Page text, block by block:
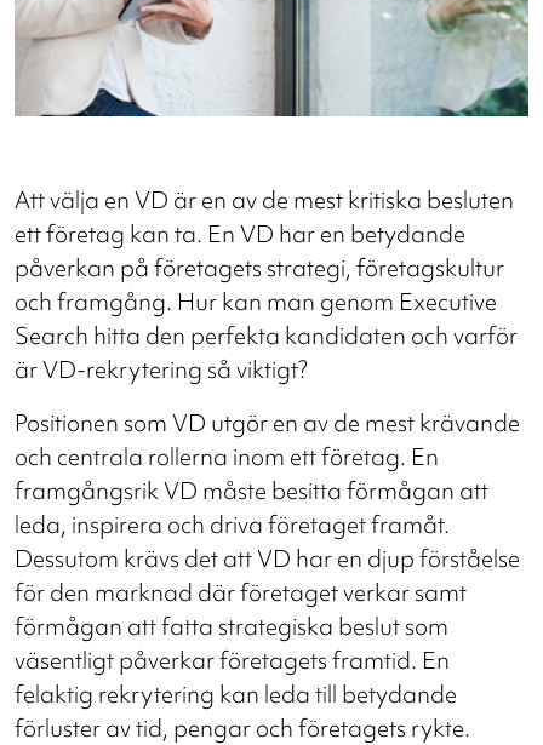
Att välja en VD är en av de mest kritiska besluten
ett företag kan ta. En VD har en betydande
påverkan på företagets strategi, företagskultur
och framgång. Hur kan man genom Executive
Search hitta den perfekta kandidaten och varför
är VD-rekrytering så viktigt?
Positionen som VD utgör en av de mest krävande
och centrala rollerna inom ett företag. En
framgångsrik VD måste besitta förmågan att
leda, inspirera och driva företaget framåt.
Dessutom krävs det att VD har en djup förståelse
för den marknad där företaget verkar samt
förmågan att fatta strategiska beslut som
väsentligt påverkar företagets framtid. En
felaktig rekrytering kan leda till betydande
förluster av tid, pengar och företagets rykte.